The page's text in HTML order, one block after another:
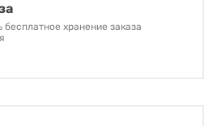
хранение заказа